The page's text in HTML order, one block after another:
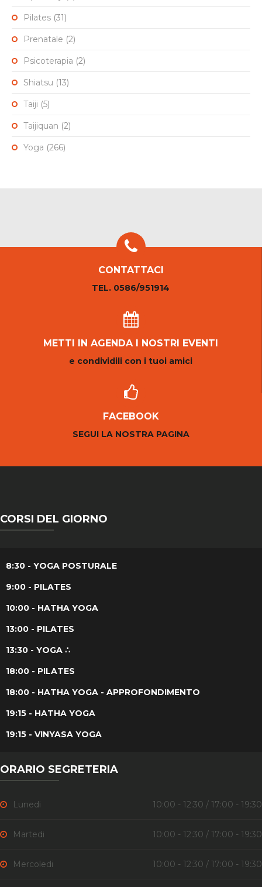
Pilates (31)
Prenatale (2)
Psicoterapia (2)
Shiatsu (13)
Taiji (5)
Taijiquan (2)
Yoga (266)
CONTATTACI
TEL. 0586/951914
METTI IN AGENDA I NOSTRI EVENTI
e condividili con i tuoi amici
FACEBOOK
SEGUI LA NOSTRA PAGINA
CORSI DEL GIORNO
8:30 - YOGA POSTURALE
9:00 - PILATES
10:00 - HATHA YOGA
13:00 - PILATES
13:30 - YOGA ∴
18:00 - PILATES
18:00 - HATHA YOGA - APPROFONDIMENTO
19:15 - HATHA YOGA
19:15 - VINYASA YOGA
ORARIO SEGRETERIA
Lunedi 10:00 - 12:30 / 17:00 - 19:30
Martedi 10:00 - 12:30 / 17:00 - 19:30
Mercoledi 10:00 - 12:30 / 17:00 - 19:30